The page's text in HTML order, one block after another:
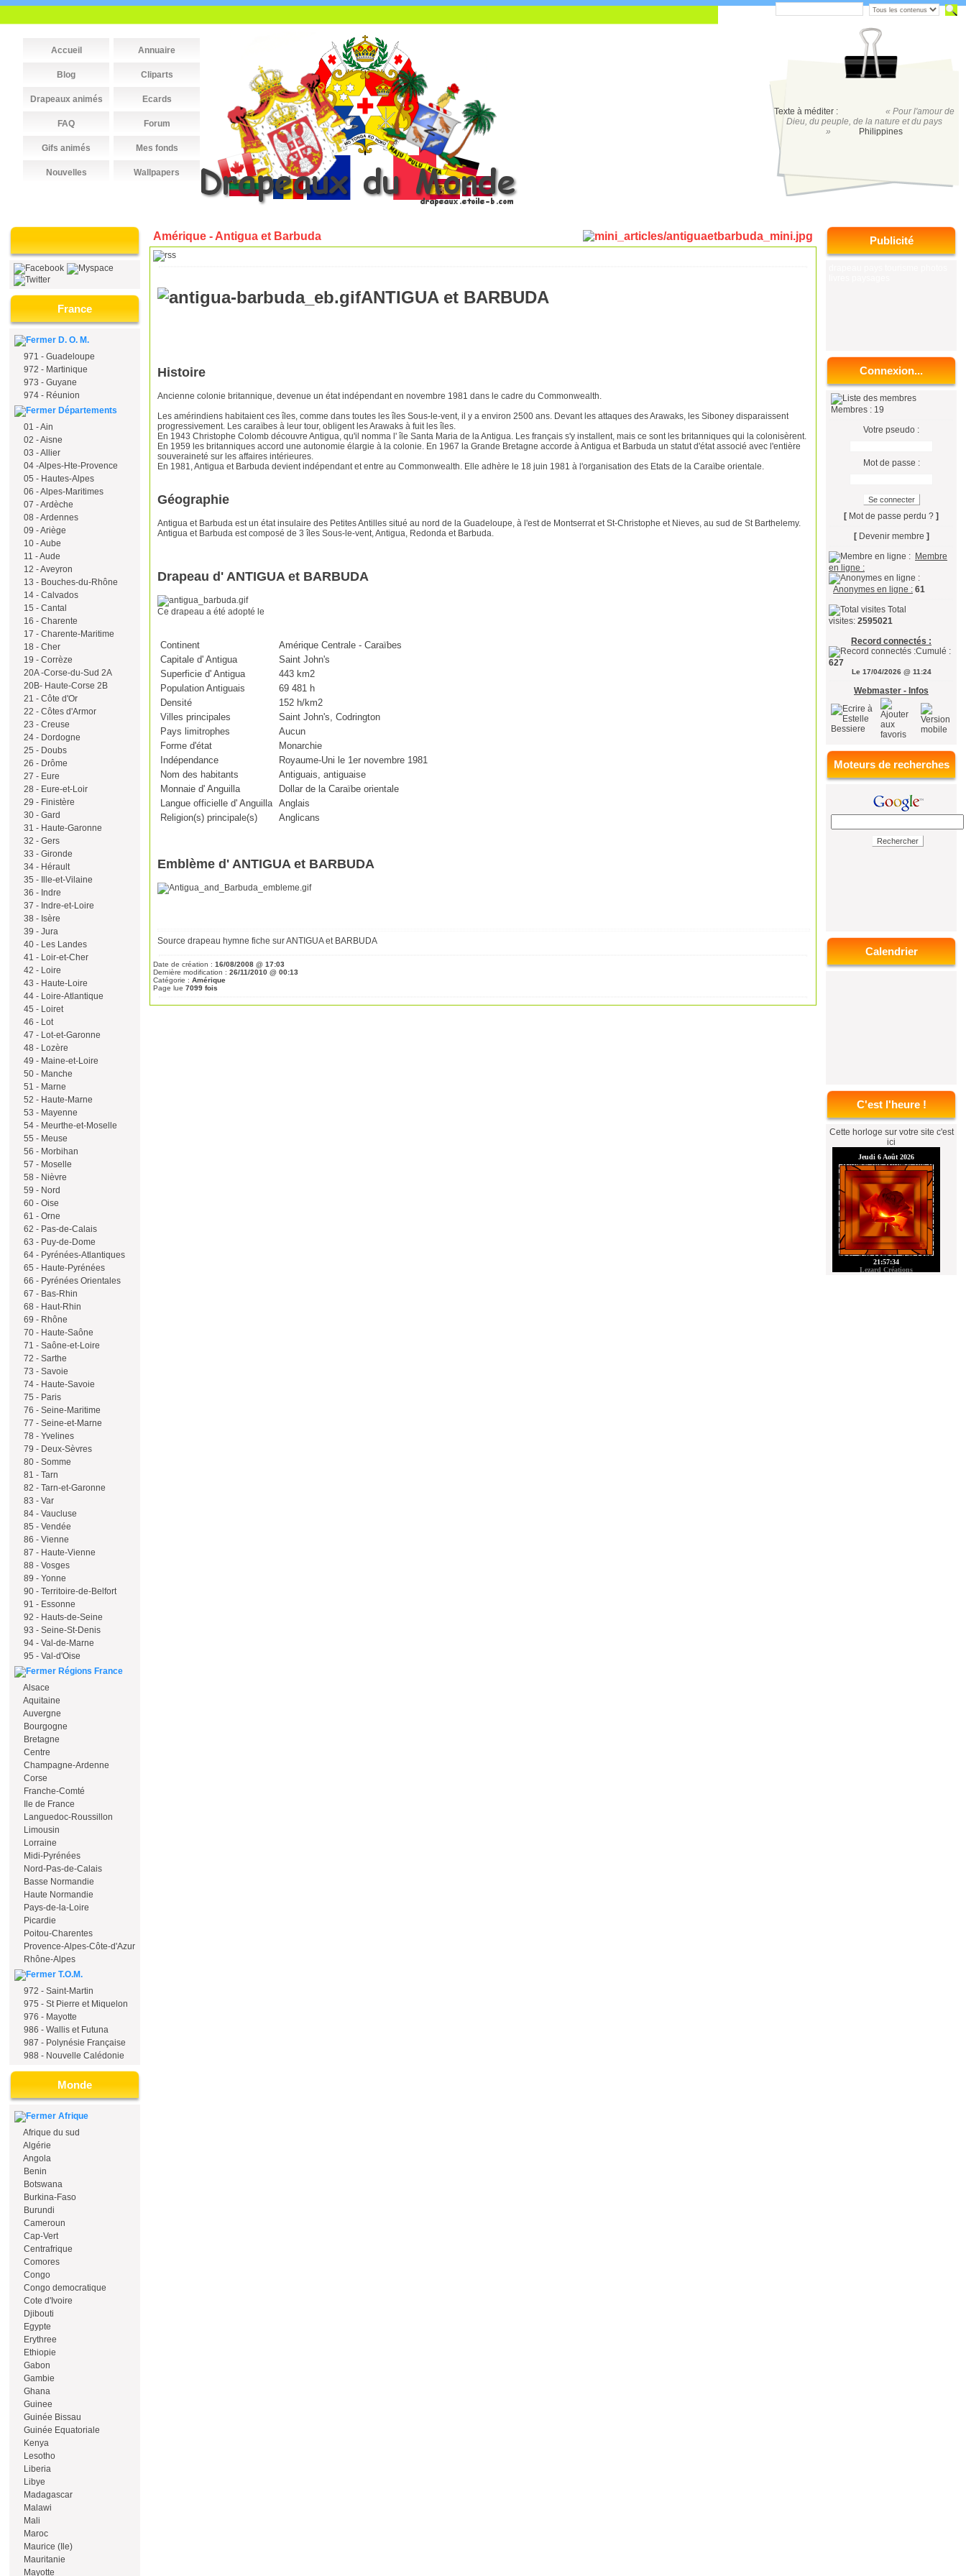
Accueil Annuaire
Blog Cliparts
Drapeaux animés Ecards
FAQ Forum
Gifs animés Mes fonds
Nouvelles Wallpapers
Texte à méditer :
« Pour l'amour de
Dieu, du peuple, de la nature et du pays
»
Philippines
France
D. O. M.
971 - Guadeloupe
972 - Martinique
973 - Guyane
974 - Réunion
Départements
01 - Ain
02 - Aisne
03 - Allier
04 -Alpes-Hte-Provence
05 - Hautes-Alpes
06 - Alpes-Maritimes
07 - Ardèche
08 - Ardennes
09 - Ariège
10 - Aube
11 - Aude
12 - Aveyron
13 - Bouches-du-Rhône
14 - Calvados
15 - Cantal
16 - Charente
17 - Charente-Maritime
18 - Cher
19 - Corrèze
20A -Corse-du-Sud 2A
20B- Haute-Corse 2B
21 - Côte d'Or
22 - Côtes d'Armor
23 - Creuse
24 - Dordogne
25 - Doubs
26 - Drôme
27 - Eure
28 - Eure-et-Loir
29 - Finistère
30 - Gard
31 - Haute-Garonne
32 - Gers
33 - Gironde
34 - Hérault
35 - Ille-et-Vilaine
36 - Indre
37 - Indre-et-Loire
38 - Isère
39 - Jura
40 - Les Landes
41 - Loir-et-Cher
42 - Loire
43 - Haute-Loire
44 - Loire-Atlantique
45 - Loiret
46 - Lot
47 - Lot-et-Garonne
48 - Lozère
49 - Maine-et-Loire
50 - Manche
51 - Marne
52 - Haute-Marne
53 - Mayenne
54 - Meurthe-et-Moselle
55 - Meuse
56 - Morbihan
57 - Moselle
58 - Nièvre
59 - Nord
60 - Oise
61 - Orne
62 - Pas-de-Calais
63 - Puy-de-Dome
64 - Pyrénées-Atlantiques
65 - Haute-Pyrénées
66 - Pyrénées Orientales
67 - Bas-Rhin
68 - Haut-Rhin
69 - Rhône
70 - Haute-Saône
71 - Saône-et-Loire
72 - Sarthe
73 - Savoie
74 - Haute-Savoie
75 - Paris
76 - Seine-Maritime
77 - Seine-et-Marne
78 - Yvelines
79 - Deux-Sèvres
80 - Somme
81 - Tarn
82 - Tarn-et-Garonne
83 - Var
84 - Vaucluse
85 - Vendée
86 - Vienne
87 - Haute-Vienne
88 - Vosges
89 - Yonne
90 - Territoire-de-Belfort
91 - Essonne
92 - Hauts-de-Seine
93 - Seine-St-Denis
94 - Val-de-Marne
95 - Val-d'Oise
Régions France
Alsace
Aquitaine
Auvergne
Bourgogne
Bretagne
Centre
Champagne-Ardenne
Corse
Franche-Comté
Ile de France
Languedoc-Roussillon
Limousin
Lorraine
Midi-Pyrénées
Nord-Pas-de-Calais
Basse Normandie
Haute Normandie
Pays-de-la-Loire
Picardie
Poitou-Charentes
Provence-Alpes-Côte-d'Azur
Rhône-Alpes
T.O.M.
972 - Saint-Martin
975 - St Pierre et Miquelon
976 - Mayotte
986 - Wallis et Futuna
987 - Polynésie Française
988 - Nouvelle Calédonie
Monde
Afrique
Afrique du sud
Algérie
Angola
Benin
Botswana
Burkina-Faso
Burundi
Cameroun
Cap-Vert
Centrafrique
Comores
Congo
Congo democratique
Cote d'Ivoire
Djibouti
Egypte
Erythree
Ethiopie
Gabon
Gambie
Ghana
Guinee
Guinée Bissau
Guinée Equatoriale
Kenya
Lesotho
Liberia
Libye
Madagascar
Malawi
Mali
Maroc
Maurice (Ile)
Mauritanie
Mayotte
Amérique - Antigua et Barbuda
ANTIGUA et BARBUDA
Histoire
Ancienne colonie britannique, devenue un état indépendant en novembre 1981 dans le cadre du Commonwealth.
Les amérindiens habitaient ces îles, comme dans toutes les îles Sous-le-vent, il y a environ 2500 ans. Devant les attaques des Arawaks, les Siboney disparaissent
progressivement. Les caraïbes à leur tour, obligent les Arawaks à fuit les îles.
En 1943 Christophe Colomb découvre Antigua, qu'il nomma l' île Santa Maria de la Antigua. Les français s'y installent, mais ce sont les britanniques qui la colonisèrent.
En 1959 les britanniques accord une autonomie élargie à la colonie. En 1967 la Grande Bretagne accorde à Antigua et Barbuda un statut d'état associé avec l'entière
souveraineté sur les affaires intérieures.
En 1981, Antigua et Barbuda devient indépendant et entre au Commonwealth. Elle adhère le 18 juin 1981 à l'organisation des Etats de la Caraïbe orientale.
Géographie
Antigua et Barbuda est un état insulaire des Petites Antilles situé au nord de la Guadeloupe, à l'est de Montserrat et St-Christophe et Nieves, au sud de St Barthelemy.
Antigua et Barbuda est composé de 3 îles Sous-le-vent, Antigua, Redonda et Barbuda.
Drapeau d' ANTIGUA et BARBUDA
Ce drapeau a été adopté le
Continent
Amérique Centrale - Caraïbes
Capitale d' Antigua
Saint John's
Superficie d' Antigua
443 km2
Population Antiguais
69 481 h
Densité
152 h/km2
Villes principales
Saint John's, Codrington
Pays limitrophes
Aucun
Forme d'état
Monarchie
Indépendance
Royaume-Uni le 1er novembre 1981
Nom des habitants
Antiguais, antiguaise
Monnaie d' Anguilla
Dollar de la Caraïbe orientale
Langue officielle d' Anguilla Anglais
Religion(s) principale(s)
Anglicans
Emblème d' ANTIGUA et BARBUDA
Source drapeau hymne fiche sur ANTIGUA et BARBUDA
Date de création : 16/08/2008 @ 17:03
Dernière modification : 26/11/2010 @ 00:13
Catégorie : Amérique
Page lue 7099 fois
Publicité
Connexion...
Membres : 19
Votre pseudo :
Mot de passe :
[ Mot de passe perdu ? ]
[ Devenir membre ]
Membre
en ligne :
Anonymes en ligne : 61
Total
visites: 2595021
Record connectés :
Cumulé :
627
Le 17/04/2026 @ 11:24
Webmaster - Infos
Moteurs de recherches
Calendrier
C'est l'heure !
Cette horloge sur votre site c'est
ici